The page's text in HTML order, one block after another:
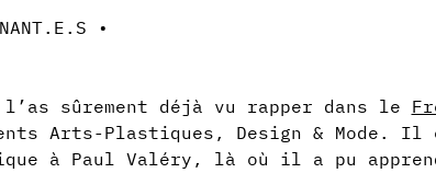
sûrement déjà vu rapper dans le
Arts-Plastiques, Design & Mode. Il
à Paul Valéry, là où il a pu